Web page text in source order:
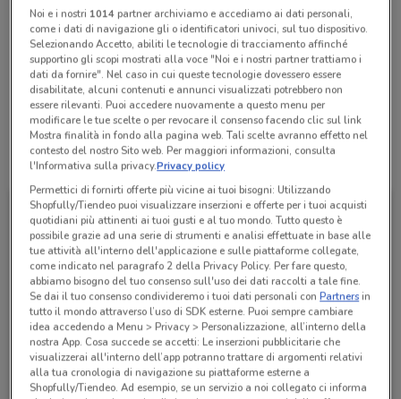
Lunedì n.d.
Martedì n.d.
Mercoledì n.d.
Giovedì n.d.
Venerdì n.d.
Sabato n.d.
Domenica n.d.
067102547
ROMA 105
Tutte le promozioni di questo negozio
PosteMobile
Noi e i nostri 1014partner archiviamo e accediamo ai dati personali,
come i dati di navigazione gli o identificatori univoci, sul tuo dispositivo.
Selezionando Accetto, abiliti le tecnologie di tracciamento affinché
supportino gli scopi mostrati alla voce "Noi e i nostri partner trattiamo i
dati da fornire". Nel caso in cui queste tecnologie dovessero essere
disabilitate, alcuni contenuti e annunci visualizzati potrebbero non
essere rilevanti. Puoi accedere nuovamente a questo menu per
modificare le tue scelte o per revocare il consenso facendo clic sul link
Mostra finalità in fondo alla pagina web. Tali scelte avranno effetto nel
contesto del nostro Sito web. Per maggiori informazioni, consulta
l'Informativa sulla privacy.Privacy policy
Permettici di fornirti offerte più vicine ai tuoi bisogni: Utilizzando
Shopfully/Tiendeo puoi visualizzare inserzioni e offerte per i tuoi acquisti
quotidiani più attinenti ai tuoi gusti e al tuo mondo. Tutto questo è
possibile grazie ad una serie di strumenti e analisi effettuate in base alle
tue attività all'interno dell'applicazione e sulle piattaforme collegate,
come indicato nel paragrafo 2 della Privacy Policy. Per fare questo,
abbiamo bisogno del tuo consenso sull'uso dei dati raccolti a tale fine.
Se dai il tuo consenso condivideremo i tuoi dati personali conPartnersin
tutto il mondo attraverso l’uso di SDK esterne. Puoi sempre cambiare
idea accedendo a Menu > Privacy > Personalizzazione, all’interno della
nostra App. Cosa succede se accetti: Le inserzioni pubblicitarie che
visualizzerai all'interno dell’app potranno trattare di argomenti relativi
alla tua cronologia di navigazione su piattaforme esterne a
Shopfully/Tiendeo. Ad esempio, se un servizio a noi collegato ci informa